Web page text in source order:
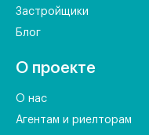
Застройщики
Блог
О проекте
О нас
Агентам и риелторам